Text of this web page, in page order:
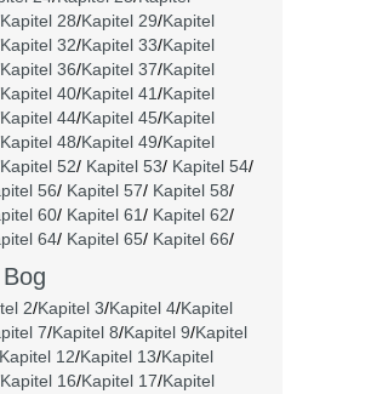
Kapitel 28/Kapitel 29/Kapitel
Kapitel 32/Kapitel 33/Kapitel
Kapitel 36/Kapitel 37/Kapitel
Kapitel 40/Kapitel 41/Kapitel
Kapitel 44/Kapitel 45/Kapitel
Kapitel 48/Kapitel 49/Kapitel
Kapitel 52/ Kapitel 53/ Kapitel 54/
56/ Kapitel 57/ Kapitel 58/
60/ Kapitel 61/ Kapitel 62/
64/ Kapitel 65/ Kapitel 66/
2/Kapitel 3/Kapitel 4/Kapitel
7/Kapitel 8/Kapitel 9/Kapitel
Kapitel 12/Kapitel 13/Kapitel
Kapitel 16/Kapitel 17/Kapitel